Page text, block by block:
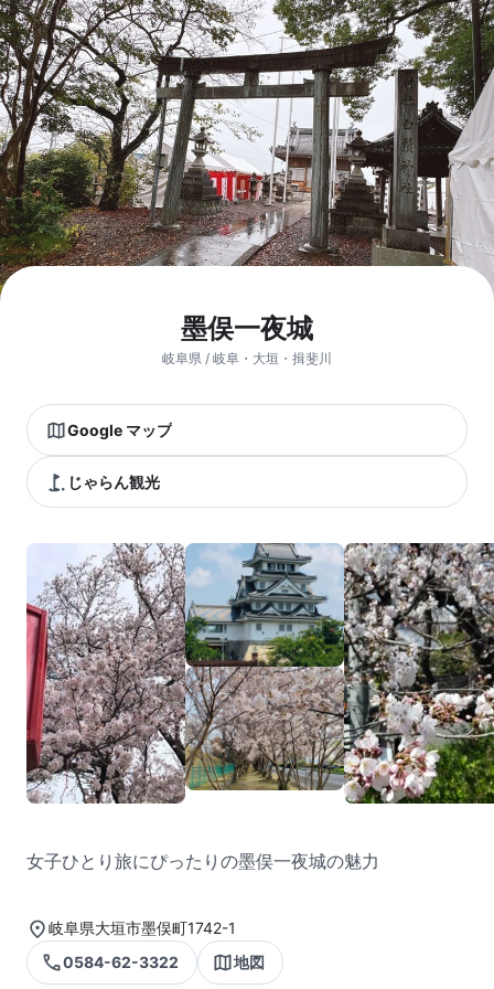
墨俣一夜城
岐阜県 / 岐阜・大垣・揖斐川
Google マップ
じゃらん観光
女子ひとり旅にぴったりの墨俣一夜城の魅力
岐阜県大垣市墨俣町1742-1
0584-62-3322
地図